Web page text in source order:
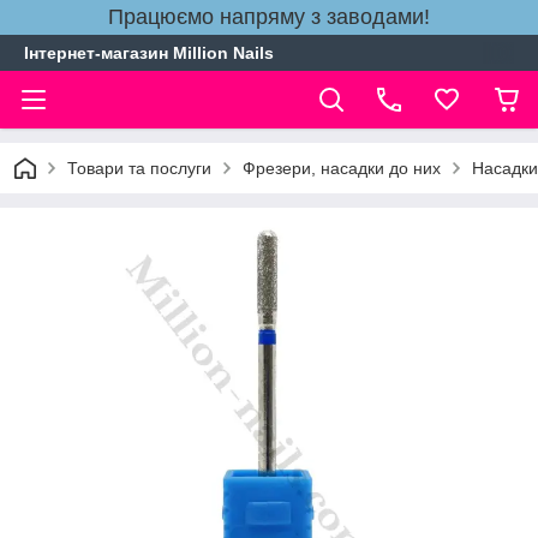
Працюємо напряму з заводами!
Інтернет-магазин Million Nails
Товари та послуги Фрезери, насадки до них